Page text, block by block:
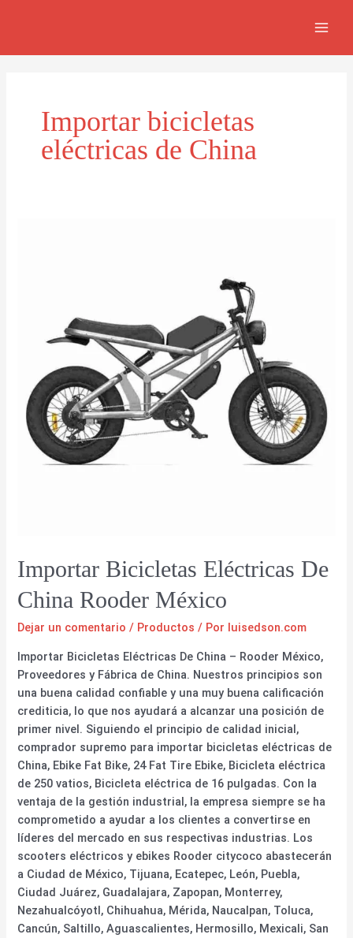
Importar bicicletas
eléctricas de China
Importar Bicicletas Eléctricas De
China Rooder México
Dejar un comentario / Productos / Por luisedson.com
Importar Bicicletas Eléctricas De China – Rooder México,
Proveedores y Fábrica de China. Nuestros principios son
una buena calidad confiable y una muy buena calificación
crediticia, lo que nos ayudará a alcanzar una posición de
primer nivel. Siguiendo el principio de calidad inicial,
comprador supremo para importar bicicletas eléctricas de
China, Ebike Fat Bike, 24 Fat Tire Ebike, Bicicleta eléctrica
de 250 vatios, Bicicleta eléctrica de 16 pulgadas. Con la
ventaja de la gestión industrial, la empresa siempre se ha
comprometido a ayudar a los clientes a convertirse en
líderes del mercado en sus respectivas industrias. Los
scooters eléctricos y ebikes Rooder citycoco abastecerán
a Ciudad de México, Tijuana, Ecatepec, León, Puebla,
Ciudad Juárez, Guadalajara, Zapopan, Monterrey,
Nezahualcóyotl, Chihuahua, Mérida, Naucalpan, Toluca,
Cancún, Saltillo, Aguascalientes, Hermosillo, Mexicali, San